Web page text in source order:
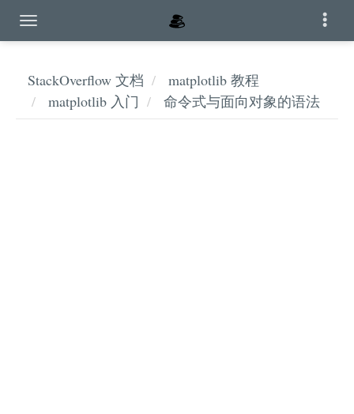
StackOverflow 文档
matplotlib 教程
matplotlib 入门
命令式与面向对象的语法